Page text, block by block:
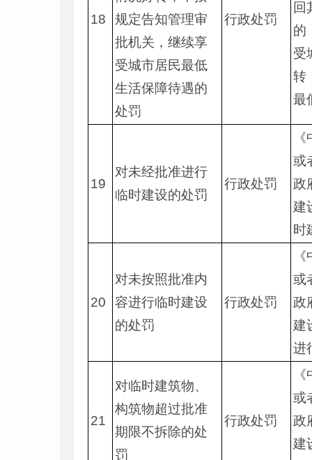
18
规定告知管理审
批机关，继续享
受城市居民最低
生活保障待遇的
处罚
行政处罚
回
的
受
转
最
19
对未经批准进行
临时建设的处罚
行政处罚
或
政
建
时
20
对未按照批准内
容进行临时建设
的处罚
行政处罚
或
政
建
进
21
对临时建筑物、
构筑物超过批准
期限不拆除的处
罚
行政处罚
或
政
建